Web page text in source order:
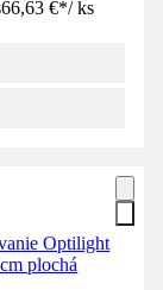
66,63 €*/ ks
Optilight
plochá